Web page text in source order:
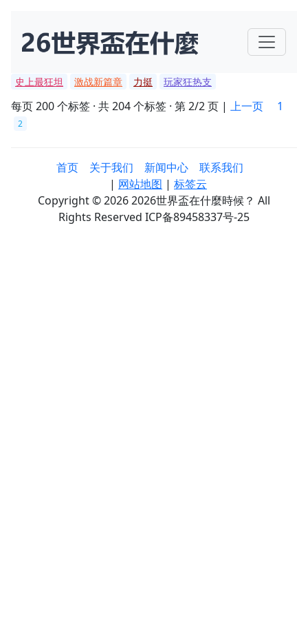
史上最狂坦 激战新篇章 力挺 玩家狂热支
每页 200 个标签 · 共 204 个标签 · 第 2/2 页 | 上一页 1
2
首页 关于我们 新闻中心
联系我们
| 网站地图 | 标签云
Copyright © 2026 2026世界盃在什麼時候？ All
Rights Reserved ICP备89458337号-25